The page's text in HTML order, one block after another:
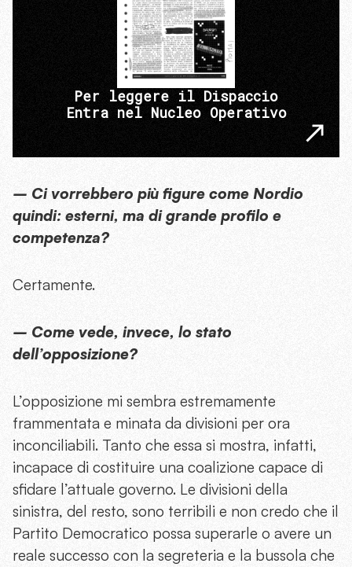
Per leggere il Dispaccio
Entra nel Nucleo Operativo
– Ci vorrebbero più figure come Nordio
quindi: esterni, ma di grande profilo e
competenza?
Certamente.
– Come vede, invece, lo stato
dell’opposizione?
L’opposizione mi sembra estremamente
frammentata e minata da divisioni per ora
inconciliabili. Tanto che essa si mostra, infatti,
incapace di costituire una coalizione capace di
sfidare l’attuale governo. Le divisioni della
sinistra, del resto, sono terribili e non credo che il
Partito Democratico possa superarle o avere un
reale successo con la segreteria e la bussola che